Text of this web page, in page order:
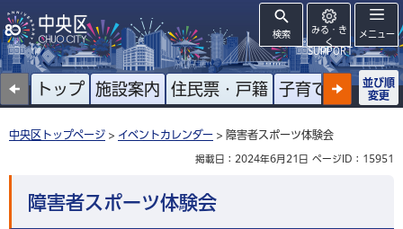
検索
みる・き
く
SUPPORT
メニュー
トップ 施設案内 住民票・戸籍 子育て 高齢者
並び順
変更
中央区トップページ > イベントカレンダー > 障害者スポーツ体験会
掲載日：2024年6月21日 ページID：15951
障害者スポーツ体験会